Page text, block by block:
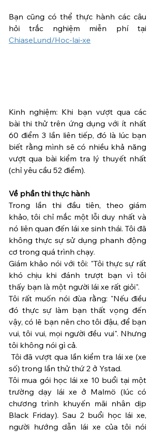
Bạn cũng có thể thực hành các câu
ChiaseLund/Hoc-lai-xe
Kinh nghiệm: Khi bạn vượt qua các
bài thi thử trên ứng dụng với ít nhất
60 điểm 3 lần liên tiếp, đó là lúc bạn
biết rằng mình sẽ có nhiều khả năng
vượt qua bài kiểm tra lý thuyết nhất
(chỉ yêu cầu 52 điểm).
Về phần thi thực hành
Trong lần thi đầu tiên, theo giám
khảo, tôi chỉ mắc một lỗi duy nhất và
nó liên quan đến lái xe sinh thái. Tôi đã
không thực sự sử dụng phanh động
cơ trong quá trình chạy.
Giám khảo nói với tôi: "Tôi thực sự rất
khó chịu khi đánh trượt bạn vì tôi
thấy bạn là một người lái xe rất giỏi".
Tôi rất muốn nói đùa rằng: "Nếu điều
đó thực sự làm bạn thất vọng đến
vậy, có lẽ bạn nên cho tôi đậu, để bạn
vui, tôi vui, mọi người đều vui". Nhưng
tôi không nói gì cả.
số) trong lần thử thứ 2 ở Ystad.
Tôi mua gói học lái xe 10 buổi tại một
trường dạy lái xe ở Malmö (lúc có
chương trình khuyến mãi nhân dịp
Black Friday). Sau 2 buổi học lái xe,
người hướng dẫn lái xe của tôi nói